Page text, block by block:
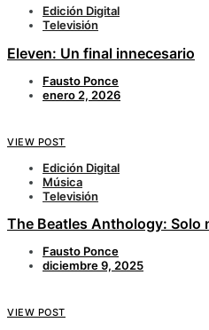
Edición Digital
Televisión
Eleven: Un final innecesario
Fausto Ponce
enero 2, 2026
VIEW POST
Edición Digital
Música
Televisión
The Beatles Anthology: Solo
Fausto Ponce
diciembre 9, 2025
VIEW POST